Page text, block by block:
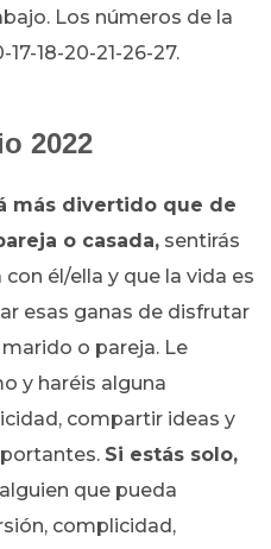
Los números de la
18-20-21-26-27.
2022
más divertido que de
o casada, sentirás
él/ella y que la vida es
esas ganas de disfrutar
o pareja. Le
y haréis alguna
compartir ideas y
Si estás solo,
que pueda
complicidad,